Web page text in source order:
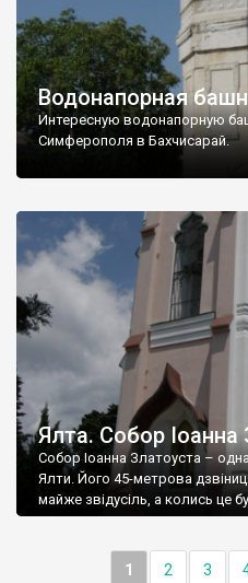
Водонапорная
Интересную водонапорную
Симферополя в Бахчисарай.
Ялта. Собор Іоанна
Собор Іоанна Златоуста –
Ялти. Його 45-метрова
майже звідусіль, а колись це
1 2 3